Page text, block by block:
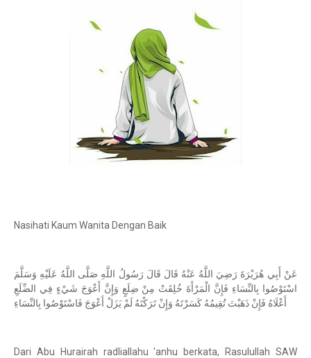
Nasihati Kaum Wanita Dengan Baik
عَنْ أَبِي هُرَيْرَةَ رَضِيَ اللَّهُ عَنْهُ قَالَ قَالَ رَسُولُ اللَّهِ صَلَّى اللَّهُ عَلَيْهِ وَسَلَّمَ
اسْتَوْصُوا بِالنِّسَاءِ فَإِنَّ الْمَرْأَةَ خُلِقَتْ مِنْ ضِلَعٍ وَإِنَّ أَعْوَجَ شَيْءٍ فِي الضِّلَعِ
أَعْلَاهُ فَإِنْ ذَهَبْتَ تُقِيمُهُ كَسَرْتَهُ وَإِنْ تَرَكْتَهُ لَمْ يَزَلْ أَعْوَجَ فَاسْتَوْصُوا بِالنِّسَاءِ
Dari Abu Hurairah radliallahu 'anhu berkata, Rasulullah SAW